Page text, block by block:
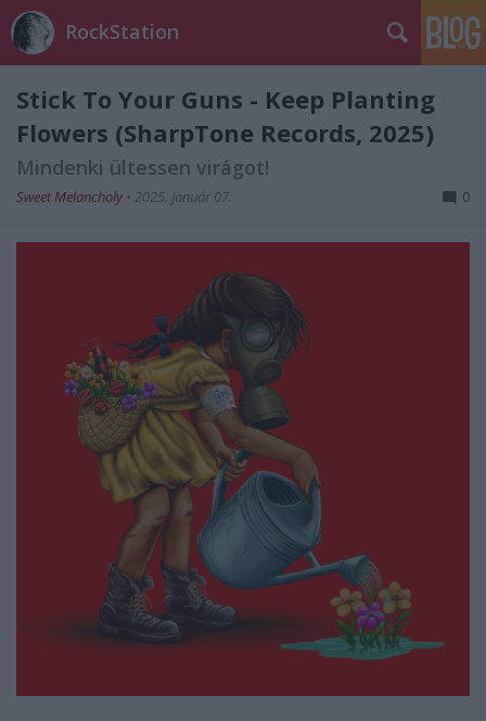
RockStation
Stick To Your Guns - Keep Planting
Flowers (SharpTone Records, 2025)
Mindenki ültessen virágot!
Sweet Melancholy • 2025. január 07. 0